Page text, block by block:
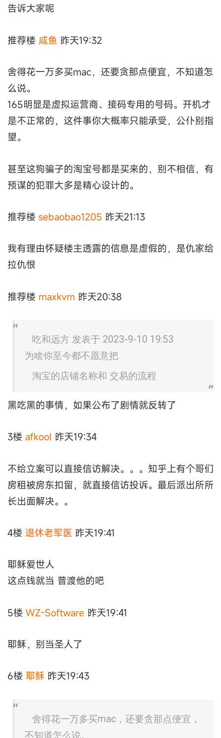
告诉大家呢
推荐楼 咸鱼 昨天19:32
舍得花一万多买mac，还要贪那点便宜，不知道怎
么说。
165明显是虚拟运营商、接码专用的号码。开机才
是不正常的，这件事你大概率只能承受，公仆别指
望。
甚至这狗骗子的淘宝号都是买来的，别不相信，有
预谋的犯罪大多是精心设计的。
推荐楼 sebaobao1205 昨天21:13
我有理由怀疑楼主透露的信息是虚假的，是仇家给
拉仇恨
推荐楼 maxkvm 昨天20:38
吃和远方 发表于 2023-9-10 19:53
为啥你至今都不愿意把
淘宝的店铺名称和 交易的流程
黑吃黑的事情，如果公布了剧情就反转了
3楼 afkool 昨天19:34
不给立案可以直接信访解决。。。知乎上有个哥们
房租被房东扣留，就直接信访投诉。最后派出所所
长出面解决。。
4楼 退休老军医 昨天19:41
耶稣爱世人
这点钱就当 普渡他的吧
5楼 WZ-Software 昨天19:41
耶稣，别当圣人了
6楼 耶稣 昨天19:43
舍得花一万多买mac，还要贪那点便宜，
不知道怎么说。